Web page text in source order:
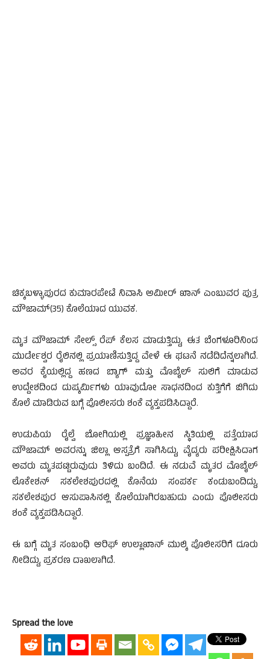
ಚಿಕ್ಕಬಳ್ಳಾಪುರದ ಕುಮಾರಪೇಟೆ ನಿವಾಸಿ ಅಮೀರ್ ಖಾನ್ ಎಂಬುವರ ಪುತ್ರ
ಮೌಜಾಮ್(35) ಕೊಲೆಯಾದ ಯುವಕ.
ಮೃತ ಮೌಜಾಮ್ ಸೇಲ್ಸ್ ರೆಪ್ ಕೆಲಸ ಮಾಡುತ್ತಿದ್ದು, ಈತ ಬೆಂಗಳೂರಿನಿಂದ
ಮುರ್ಡೇಶ್ವರ ರೈಲಿನಲ್ಲಿ ಪ್ರಯಾಣಿಸುತ್ತಿದ್ದ ವೇಳೆ ಈ ಘಟನೆ ನಡೆದಿದೆನ್ನಲಾಗಿದೆ.
ಅವರ ಕೈಯಲ್ಲಿದ್ದ ಹಣದ ಬ್ಯಾಗ್ ಮತ್ತು ಮೊಬೈಲ್ ಸುಲಿಗೆ ಮಾಡುವ
ಉದ್ದೇಶದಿಂದ ದುಷ್ಕರ್ಮಿಗಳು ಯಾವುದೋ ಸಾಧನದಿಂದ ಕುತ್ತಿಗೆಗೆ ಬಿಗಿದು
ಕೊಲೆ ಮಾಡಿರುವ ಬಗ್ಗೆ ಪೊಲೀಸರು ಶಂಕೆ ವ್ಯಕ್ತಪಡಿಸಿದ್ದಾರೆ.
ಉಡುಪಿಯ ರೈಲ್ವೆ ಬೋಗಿಯಲ್ಲಿ ಪ್ರಜ್ಞಾಹೀನ ಸ್ಥಿತಿಯಲ್ಲಿ ಪತ್ತೆಯಾದ
ಮೌಜಾಮ್ ಅವರನ್ನು ಜಿಲ್ಲಾ ಆಸ್ಪತ್ರೆಗೆ ಸಾಗಿಸಿದ್ದು, ವೈದ್ಯರು ಪರೀಕ್ಷಿಸಿದಾಗ
ಅವರು ಮೃತಪಟ್ಟಿರುವುದು ತಿಳಿದು ಬಂದಿದೆ. ಈ ನಡುವೆ ಮೃತರ ಮೊಬೈಲ್
ಲೊಕೇಶನ್ ಸಕಲೇಶಪುರದಲ್ಲಿ ಕೊನೆಯ ಸಂಪರ್ಕ ಕಂಡುಬಂದಿದ್ದು,
ಸಕಲೇಶಪುರ ಆಸುಪಾಸಿನಲ್ಲಿ ಕೊಲೆಯಾಗಿರಬಹುದು ಎಂದು ಪೊಲೀಸರು
ಶಂಕೆ ವ್ಯಕ್ತಪಡಿಸಿದ್ದಾರೆ.
ಈ ಬಗ್ಗೆ ಮೃತ ಸಂಬಂಧಿ ಆರಿಫ್ ಉಲ್ಲಾಖಾನ್ ಮುಲ್ಕಿ ಪೊಲೀಸರಿಗೆ ದೂರು
ನೀಡಿದ್ದು, ಪ್ರಕರಣ ದಾಖಲಾಗಿದೆ.
Spread the love